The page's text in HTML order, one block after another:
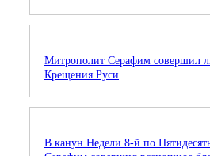
Митрополит Серафим совершил
Крещения Руси
В канун Недели 8-й по